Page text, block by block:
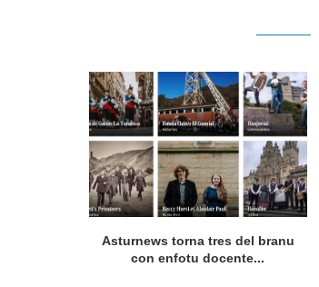
Asturnews torna tres del branu
con enfotu docente...